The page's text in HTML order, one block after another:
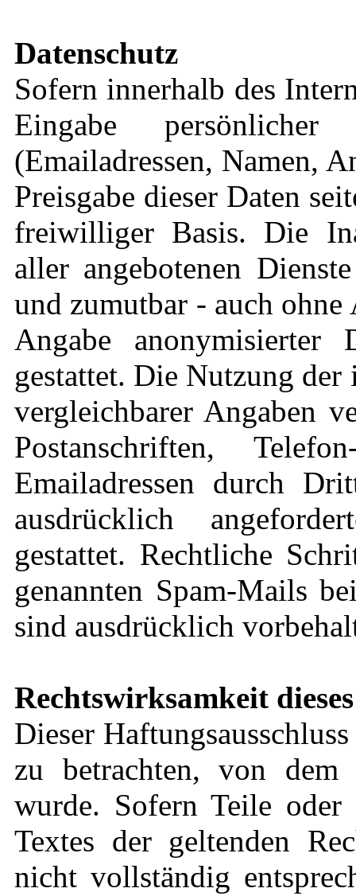
Datenschutz
Sofern innerhalb des
Eingabe
(Emailadressen, Namen,
Preisgabe dieser Daten
freiwilliger Basis. Die
aller angebotenen
und zumutbar - auch
Angabe anonymisierter
gestattet. Die Nutzung der
vergleichbarer Angaben
Postanschriften,
Emailadressen durch
ausdrücklich
gestattet. Rechtliche
genannten Spam-Mails
sind ausdrücklich
Rechtswirksamkeit
Dieser
zu betrachten, von dem
wurde. Sofern Teile oder
Textes der geltenden
nicht vollständig